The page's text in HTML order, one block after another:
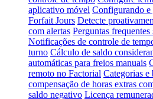
aplicativo móvel Configurando e
Forfait Jours Detecte
com alertas Perguntas
Notificações de controle de
turno Cálculo de saldo
automáticas para freios manuais
remoto no Factorial Categorias e
compensação de horas extras
saldo negativo Licença